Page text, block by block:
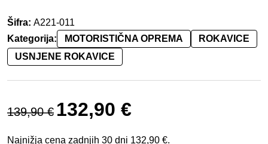
Šifra: A221-011
Kategorija:
MOTORISTIČNA OPREMA
ROKAVICE
USNJENE ROKAVICE
139,90€
Izvirna cena je bila: 139,90 €.
132,90 €
Najnižja cena zadnjih 30 dni 132,90 €.